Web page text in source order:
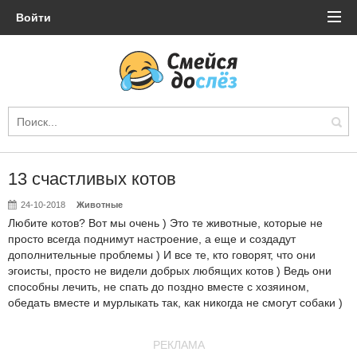
Войти
13 счастливых котов
24-10-2018 Животные
Любите котов? Вот мы очень ) Это те животные, которые не
просто всегда поднимут настроение, а еще и создадут
дополнительные проблемы ) И все те, кто говорят, что они
эгоисты, просто не видели добрых любящих котов ) Ведь они
способны лечить, не спать до поздно вместе с хозяином,
обедать вместе и мурлыкать так, как никогда не смогут собаки )
РЕКЛАМА